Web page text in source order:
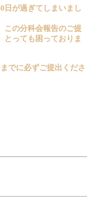
日が過ぎてしまいまし
この分科会報告のご提
とっても困っておりま
でに必ずご提出くださ